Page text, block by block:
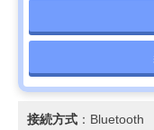
接続方式 ：Bluetooth